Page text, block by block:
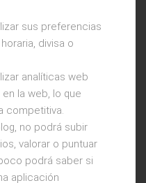
sus preferencias
divisa o
analíticas web
la web, lo que
competitiva.
no podrá subir
valorar o puntuar
podrá saber si
aplicación